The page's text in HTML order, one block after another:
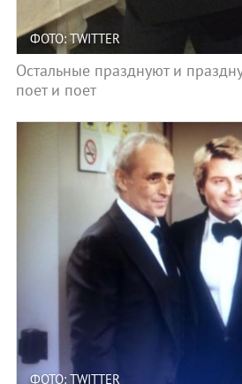
ФОТО: TWITTER
Остальные празднуют и
поет и поет
ФОТО: TWITTER